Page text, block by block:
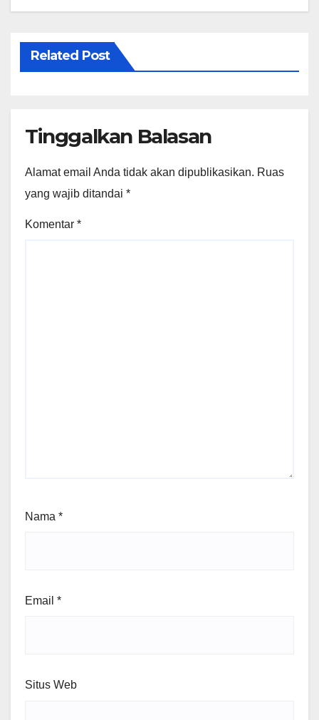
Related Post
Tinggalkan Balasan
Alamat email Anda tidak akan dipublikasikan. Ruas
yang wajib ditandai *
Komentar *
Nama *
Email *
Situs Web